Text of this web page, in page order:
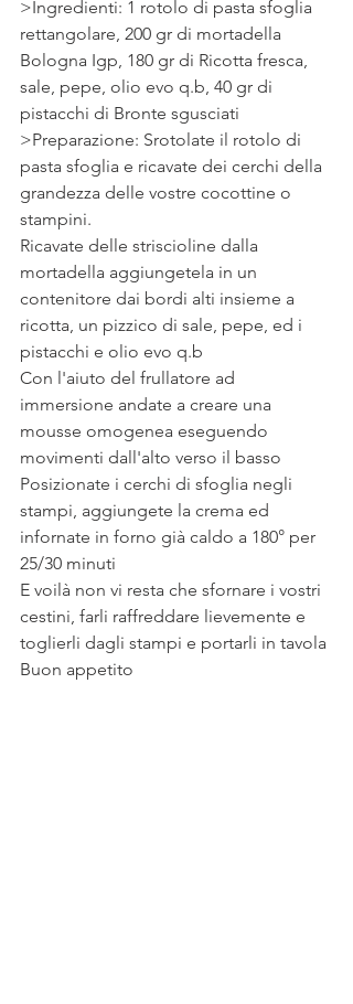
>Ingredienti: 1 rotolo di pasta sfoglia
rettangolare, 200 gr di mortadella
Bologna Igp, 180 gr di Ricotta fresca,
sale, pepe, olio evo q.b, 40 gr di
pistacchi di Bronte sgusciati
>Preparazione: Srotolate il rotolo di
pasta sfoglia e ricavate dei cerchi della
grandezza delle vostre cocottine o
stampini.
Ricavate delle striscioline dalla
mortadella aggiungetela in un
contenitore dai bordi alti insieme a
ricotta, un pizzico di sale, pepe, ed i
pistacchi e olio evo q.b
Con l'aiuto del frullatore ad
immersione andate a creare una
mousse omogenea eseguendo
movimenti dall'alto verso il basso
Posizionate i cerchi di sfoglia negli
stampi, aggiungete la crema ed
infornate in forno già caldo a 180° per
25/30 minuti
E voilà non vi resta che sfornare i vostri
cestini, farli raffreddare lievemente e
toglierli dagli stampi e portarli in tavola
Buon appetito